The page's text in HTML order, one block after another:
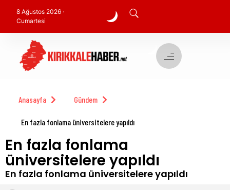
8 Ağustos 2026 ·
Cumartesi
Anasayfa Gündem
En fazla fonlama üniversitelere yapıldı
En fazla fonlama
üniversitelere yapıldı
En fazla fonlama üniversitelere yapıldı